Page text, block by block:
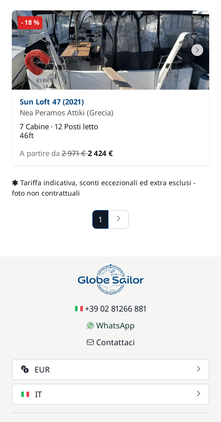
- 18 %
Sun Loft 47 (2021)
Nea Peramos Attiki (Grecia)
7 Cabine · 12 Posti letto
46ft
A partire da 2 971 €2 424 €
Tariffa indicativa, sconti eccezionali ed extra esclusi -
foto non contrattuali
1
+39 02 81266 881
WhatsApp
Contattaci
EUR
IT